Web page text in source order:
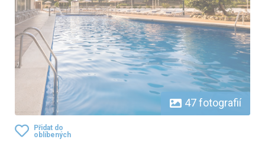
47 fotografií
Přidat do
oblíbených